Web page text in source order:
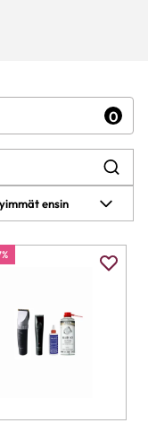
0
ensin